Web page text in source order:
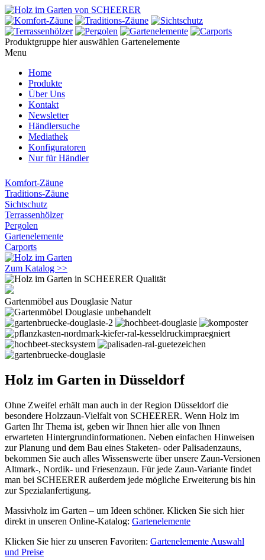
Produktgruppe hier auswählen Gartenelemente
Menu
Home
Produkte
Über Uns
Kontakt
Newsletter
Händlersuche
Mediathek
Konfiguratoren
Nur für Händler
Komfort-Zäune
Traditions-Zäune
Sichtschutz
Terrassenhölzer
Pergolen
Gartenelemente
Carports
Zum Katalog >>
Gartenmöbel aus Douglasie Natur
Holz im Garten in Düsseldorf
Ohne Zweifel erhält man auch in der Region Düsseldorf die
besondere Holzzaun-Vielfalt von SCHEERER. Wenn Holz im
Garten Ihr Thema ist, geben wir Ihnen hier alle von Ihnen
erwarteten Hintergrundinformationen. Neben einfachen Hinweisen
zur Planung und dem Bau eines Staketen- oder Palisadenzauns,
bekommen Sie auch alles Wissenswerte über unsere Zaun-Versionen
Altmark-, Nordik- und Friesenzaun. Für jede Zaun-Variante findet
man bei SCHEERER außerdem jede mögliche Erweiterung bis hin
zur Spezialanfertigung.
Massivholz im Garten – um Ideen schöner. Klicken Sie sich hier
direkt in unseren Online-Katalog: Gartenelemente
Klicken Sie hier zu unseren Favoriten: Gartenelemente Auswahl
und Preise